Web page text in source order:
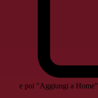
e poi "Aggiungi a Home"